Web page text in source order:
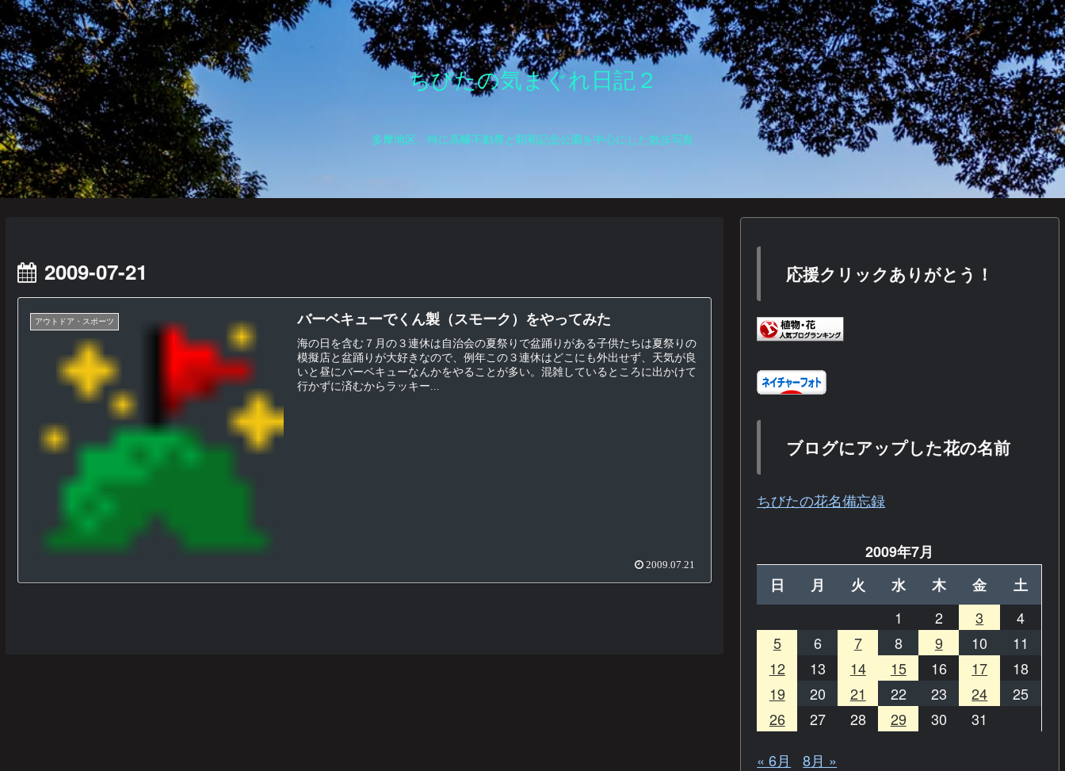
ちびたの気まぐれ日記２
多摩地区、特に高幡不動尊と昭和記念公園を中心にした散歩写真
2009-07-21
アウトドア・スポーツ バーベキューでくん製（スモーク）をやってみた
海の日を含む７月の３連休は自治会の夏祭りで盆踊りがある子供たちは夏祭りの
模擬店と盆踊りが大好きなので、例年この３連休はどこにも外出せず、天気が良
いと昼にバーベキューなんかをやることが多い。混雑しているところに出かけて
行かずに済むからラッキー...
2009.07.21
応援クリックありがとう！
ブログにアップした花の名前
ちびたの花名備忘録
2009年7月
日
月 火 水 木 金
土
1
2 3
4
5
6 7 8 9 10
11
12
13 14 15 16 17
18
19
20 21 22 23 24
25
26
27 28 29 30
31
« 6月
8月 »